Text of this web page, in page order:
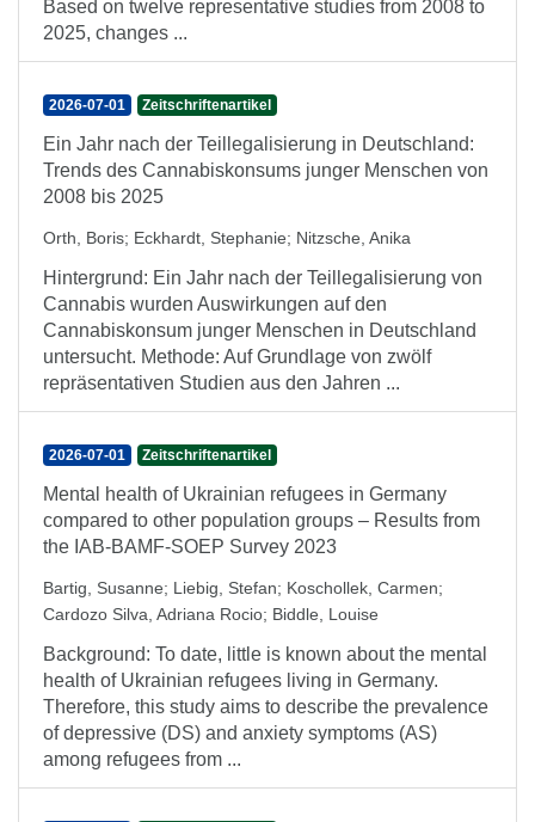
Based on twelve representative studies from 2008 to
2025, changes ...
2026-07-01 Zeitschriftenartikel
Ein Jahr nach der Teillegalisierung in Deutschland:
Trends des Cannabiskonsums junger Menschen von
2008 bis 2025
Orth, Boris; Eckhardt, Stephanie; Nitzsche, Anika
Hintergrund: Ein Jahr nach der Teillegalisierung von
Cannabis wurden Auswirkungen auf den
Cannabiskonsum junger Menschen in Deutschland
untersucht. Methode: Auf Grundlage von zwölf
repräsentativen Studien aus den Jahren ...
2026-07-01 Zeitschriftenartikel
Mental health of Ukrainian refugees in Germany
compared to other population groups – Results from
the IAB-BAMF-SOEP Survey 2023
Bartig, Susanne; Liebig, Stefan; Koschollek, Carmen;
Cardozo Silva, Adriana Rocio; Biddle, Louise
Background: To date, little is known about the mental
health of Ukrainian refugees living in Germany.
Therefore, this study aims to describe the prevalence
of depressive (DS) and anxiety symptoms (AS)
among refugees from ...